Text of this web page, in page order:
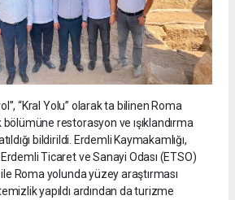
“Kral Yolu” olarak ta bilinen Roma
restorasyon ve ışıklandırma
bildirildi. Erdemli Kaymakamlığı,
Ticaret ve Sanayi Odası (ETSO)
ile Roma yolunda yüzey araştırması
yapıldı ardından da turizme